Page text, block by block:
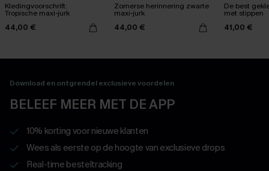
Kledingvoorschrift:
Tropische maxi-jurk
44,00 €
Zomerse herinnering zwarte
maxi-jurk
44,00 €
De best
met stippen
41,00 €
Download en ontgrendel exclusieve voordelen
BELEEF MEER MET DE APP
10% korting voor nieuwe klanten
Wees als eerste op de hoogte van exclusieve drops
Real-time besteltracking